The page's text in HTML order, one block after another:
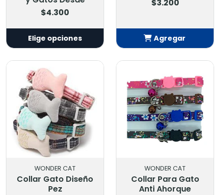
$4.300
Elige opciones
$3.200
Agregar
Añadido
WONDER CAT
Collar Gato Diseño
Pez
WONDER CAT
Collar Para Gato
Anti Ahorque